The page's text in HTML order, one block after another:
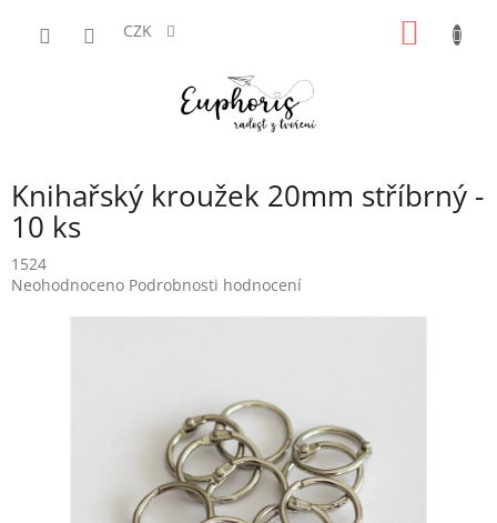
CZK
Knihařský kroužek 20mm stříbrný -
10 ks
1524
Průměrné
Neohodnoceno Podrobnosti hodnocení